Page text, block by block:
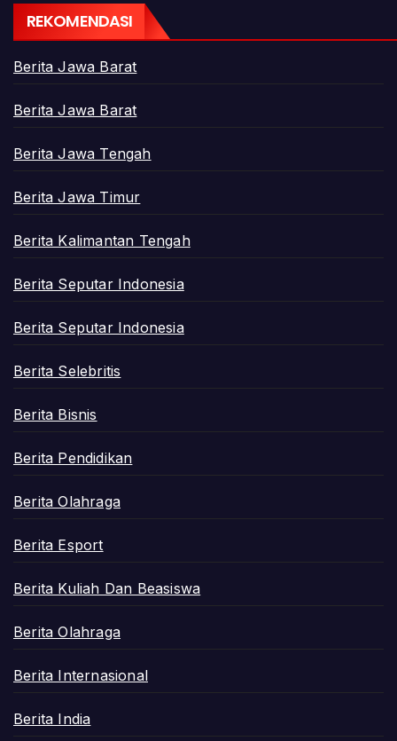
REKOMENDASI
Berita Jawa Barat
Berita Jawa Barat
Berita Jawa Tengah
Berita Jawa Timur
Berita Kalimantan Tengah
Berita Seputar Indonesia
Berita Seputar Indonesia
Berita Selebritis
Berita Bisnis
Berita Pendidikan
Berita Olahraga
Berita Esport
Berita Kuliah Dan Beasiswa
Berita Olahraga
Berita Internasional
Berita India